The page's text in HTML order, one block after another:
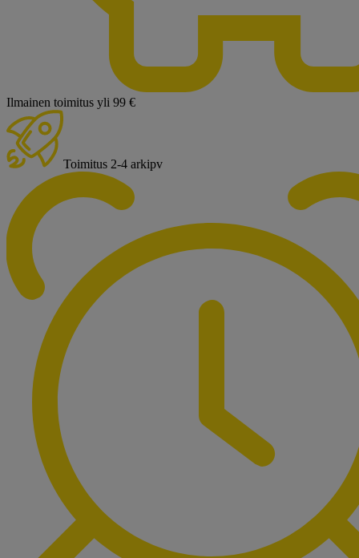
Ilmainen toimitus yli 99 €
Toimitus 2-4 arkipv